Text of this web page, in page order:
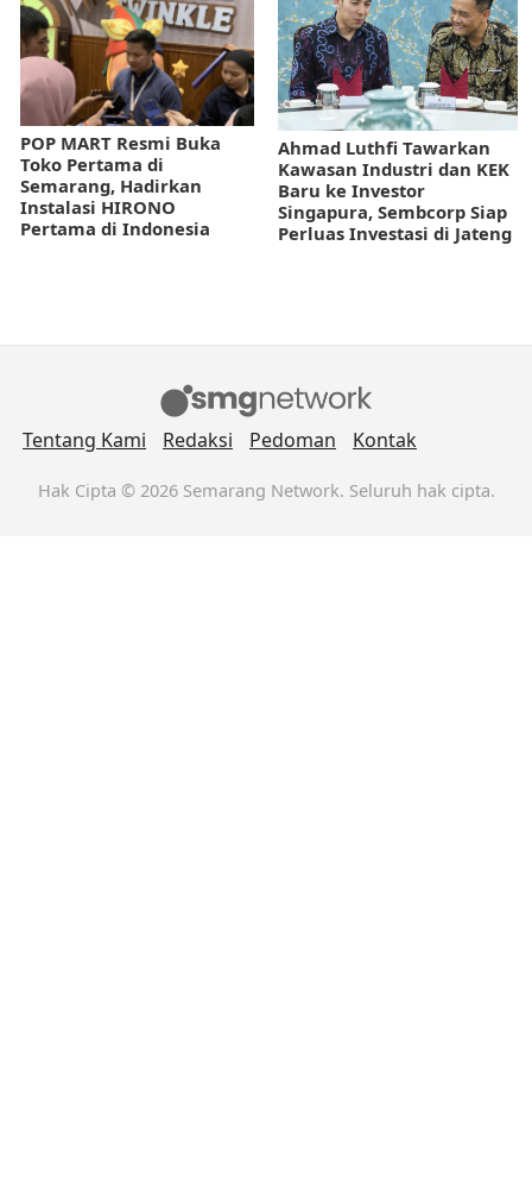
POP MART Resmi Buka
Toko Pertama di
Semarang, Hadirkan
Instalasi HIRONO
Pertama di Indonesia
Ahmad Luthfi Tawarkan
Kawasan Industri dan KEK
Baru ke Investor
Singapura, Sembcorp Siap
Perluas Investasi di Jateng
Tentang Kami Redaksi Pedoman Kontak
Hak Cipta © 2026 Semarang Network. Seluruh hak cipta.